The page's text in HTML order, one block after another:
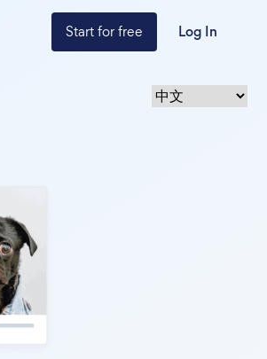
Start for free Log In